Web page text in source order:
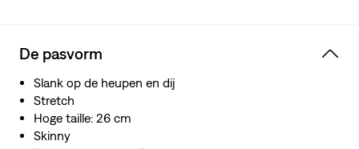
De pasvorm
Slank op de heupen en dij
Stretch
Hoge taille: 26 cm
Skinny